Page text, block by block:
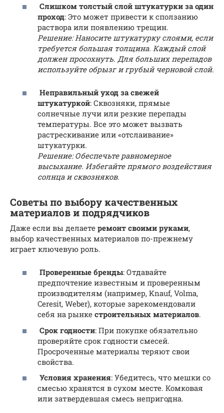
Слишком толстый слой штукатурки за один
проход: Это может привести к сползанию
раствора или появлению трещин.
Решение: Наносите штукатурку слоями, если
требуется большая толщина. Каждый слой
должен просохнуть. Для больших перепадов
используйте обрызг и грубый черновой слой.
Неправильный уход за свежей
штукатуркой: Сквозняки, прямые
солнечные лучи или резкие перепады
температуры. Все это может вызвать
растрескивание или «отслаивание»
штукатурки.
Решение: Обеспечьте равномерное
высыхание. Избегайте прямого воздействия
солнца и сквозняков.
Советы по выбору качественных
материалов и подрядчиков
Даже если вы делаете ремонт своими руками,
выбор качественных материалов по-прежнему
играет ключевую роль.
Проверенные бренды: Отдавайте
предпочтение известным и проверенным
производителям (например, Knauf, Volma,
Ceresit, Weber), которые зарекомендовали
себя на рынке строительных материалов.
Срок годности: При покупке обязательно
проверяйте срок годности смесей.
Просроченные материалы теряют свои
свойства.
Условия хранения: Убедитесь, что мешки со
смесью хранятся в сухом месте. Комковая
или затвердевшая смесь непригодна.